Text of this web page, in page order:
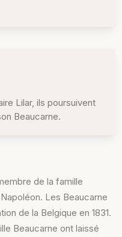
Lilar, ils poursuivent
Beaucarne.
de la famille
Les Beaucarne
de la Belgique en 1831.
Beaucarne ont laissé